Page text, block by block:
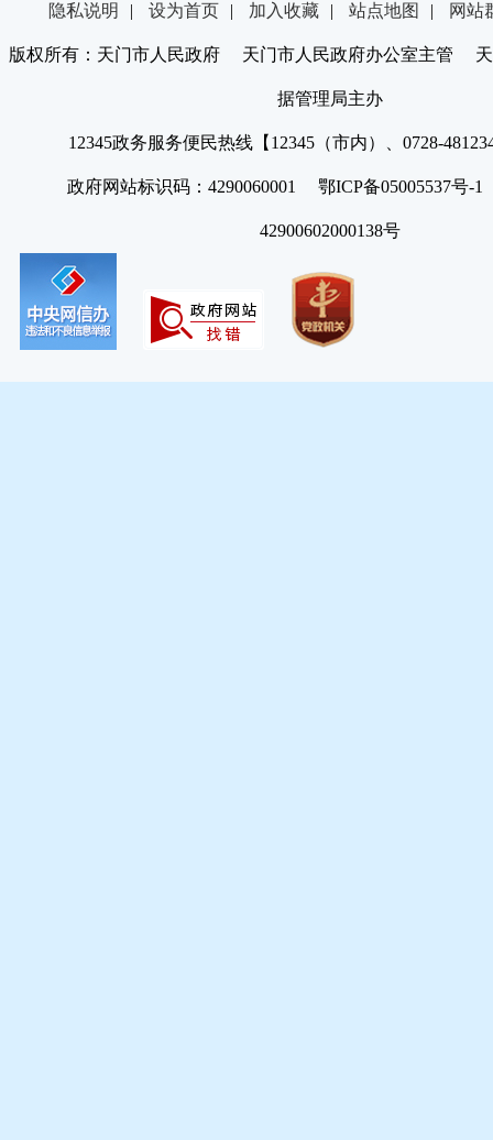
隐私说明 | 设为首页 | 加入收藏 | 站点地图 | 网站
版权所有：天门市人民政府 天门市人民政府办公室主管 天
据管理局主办
12345政务服务便民热线【12345（市内）、0728-
政府网站标识码：4290060001 鄂ICP备05005537号
42900602000138号